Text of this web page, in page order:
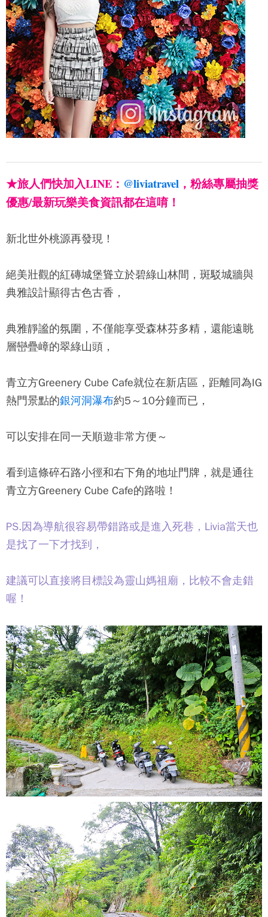
★旅人們快加入LINE： @liviatravel ，粉絲專屬抽獎
優惠/最新玩樂美食資訊都在這唷！
新北世外桃源再發現！
絕美壯觀的紅磚城堡聳立於碧綠山林間，斑駁城牆與
典雅設計顯得古色古香，
典雅靜謐的氛圍，不僅能享受森林芬多精，還能遠眺
層巒疊嶂的翠綠山頭，
青立方Greenery Cube Cafe就位在新店區，距離同為IG
熱門景點的銀河洞瀑布約5～10分鐘而已，
可以安排在同一天順遊非常方便～
看到這條碎石路小徑和右下角的地址門牌，就是通往
青立方Greenery Cube Cafe的路啦！
PS.因為導航很容易帶錯路或是進入死巷，Livia當天也
是找了一下才找到，
建議可以直接將目標設為靈山媽祖廟，比較不會走錯
喔！